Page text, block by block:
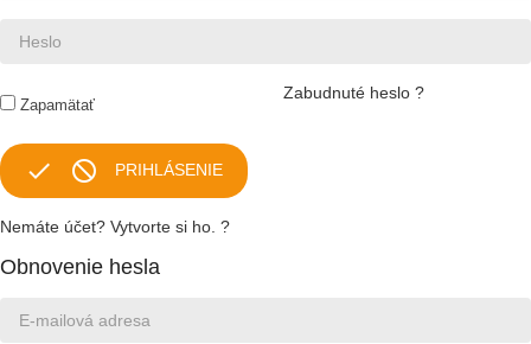
Zapamätať
Zabudnuté heslo ?
  PRIHLÁSENIE
Nemáte účet? Vytvorte si ho. ?
Obnovenie hesla